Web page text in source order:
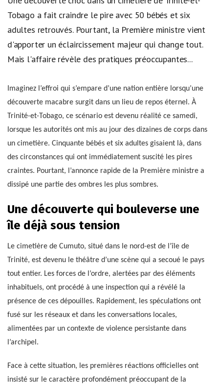
Tobago a fait craindre le pire avec 50 bébés et six
adultes retrouvés. Pourtant, la Première ministre vient
d'apporter un éclaircissement majeur qui change tout.
Mais l'affaire révèle des pratiques préoccupantes...
Imaginez l’effroi qui s’empare d’une nation entière lorsqu’une
découverte macabre surgit dans un lieu de repos éternel. À
Trinité-et-Tobago, ce scénario est devenu réalité ce samedi,
lorsque les autorités ont mis au jour des dizaines de corps dans
un cimetière. Cinquante bébés et six adultes gisaient là, dans
des circonstances qui ont immédiatement suscité les pires
craintes. Pourtant, l’annonce rapide de la Première ministre a
dissipé une partie des ombres les plus sombres.
Une découverte qui bouleverse une
île déjà sous tension
Le cimetière de Cumuto, situé dans le nord-est de l’île de
Trinité, est devenu le théâtre d’une scène qui a secoué le pays
tout entier. Les forces de l’ordre, alertées par des éléments
inhabituels, ont procédé à une inspection qui a révélé la
présence de ces dépouilles. Rapidement, les spéculations ont
fusé sur les réseaux et dans les conversations locales,
alimentées par un contexte de violence persistante dans
l’archipel.
Face à cette situation, les premières réactions officielles ont
insisté sur le caractère profondément préoccupant de la